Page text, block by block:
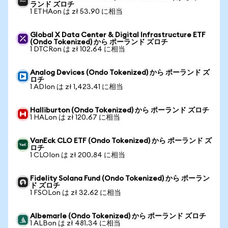
ランド ズロチ
1 ETHAon は zł 53.90 に相当
Global X Data Center & Digital Infrastructure ETF
(Ondo Tokenized) から ポーランド ズロチ
1 DTCRon は zł 102.64 に相当
Analog Devices (Ondo Tokenized) から ポーランド ズ
ロチ
1 ADIon は zł 1,423.41 に相当
Halliburton (Ondo Tokenized) から ポーランド ズロチ
1 HALon は zł 120.67 に相当
VanEck CLO ETF (Ondo Tokenized) から ポーランド ズ
ロチ
1 CLOIon は zł 200.84 に相当
Fidelity Solana Fund (Ondo Tokenized) から ポーラン
ド ズロチ
1 FSOLon は zł 32.62 に相当
Albemarle (Ondo Tokenized) から ポーランド ズロチ
1 ALBon は zł 481.34 に相当